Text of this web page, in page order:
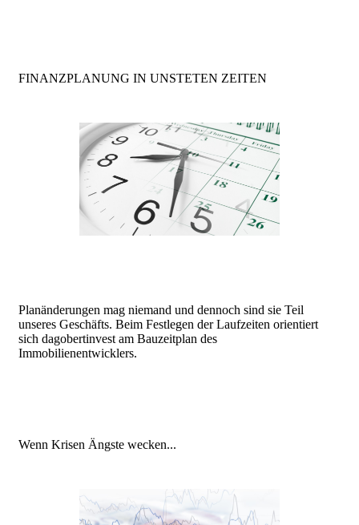
FINANZPLANUNG IN UNSTETEN ZEITEN
Planänderungen mag niemand und dennoch sind sie Teil
unseres Geschäfts. Beim Festlegen der Laufzeiten orientiert
sich dagobertinvest am Bauzeitplan des
Immobilienentwicklers.
Wenn Krisen Ängste wecken...